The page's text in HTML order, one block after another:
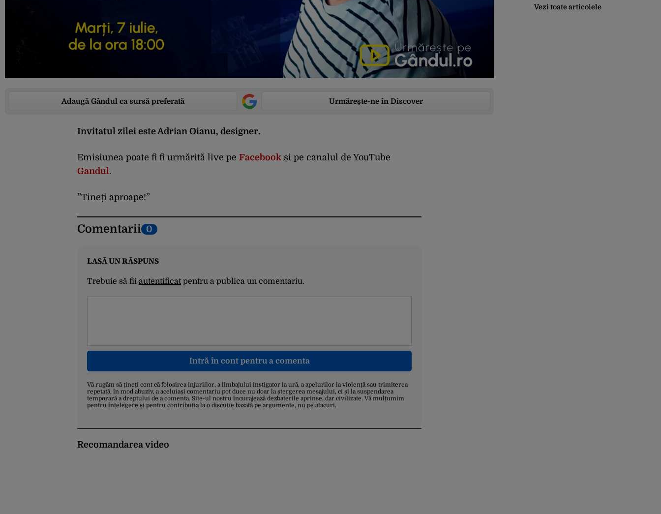
Adaugă Gândul ca sursă preferată Urmărește-ne în Discover
Invitatul zilei este Adrian Oianu, designer.
Emisiunea poate fi fi urmărită live pe Facebook și pe canalul de YouTube
Gandul.
”Tineți aproape!”
Comentarii 0
LASĂ UN RĂSPUNS
Trebuie să fii autentificatpentru a publica un comentariu.
Intră în cont pentru a comenta
Vă rugăm să țineți cont că folosirea injuriilor, a limbajului instigator la ură, a apelurilor la violență sau trimiterea
repetată, în mod abuziv, a aceluiași comentariu pot duce nu doar la ștergerea mesajului, ci și la suspendarea
temporară a dreptului de a comenta. Site-ul nostru încurajează dezbaterile aprinse, dar civilizate. Vă mulțumim
pentru înțelegere și pentru contribuția la o discuție bazată pe argumente, nu pe atacuri.
Recomandarea video
să îl pună „la respect” pe Trump
Vezi toate articolele